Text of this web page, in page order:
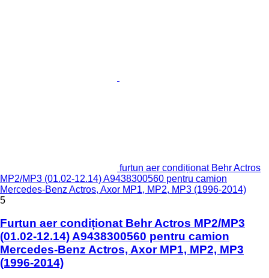
furtun aer condiționat Behr Actros
MP2/MP3 (01.02-12.14) A9438300560 pentru camion
Mercedes-Benz Actros, Axor MP1, MP2, MP3 (1996-2014)
5
Furtun aer condiționat Behr Actros MP2/MP3
(01.02-12.14) A9438300560 pentru camion
Mercedes-Benz Actros, Axor MP1, MP2, MP3
(1996-2014)